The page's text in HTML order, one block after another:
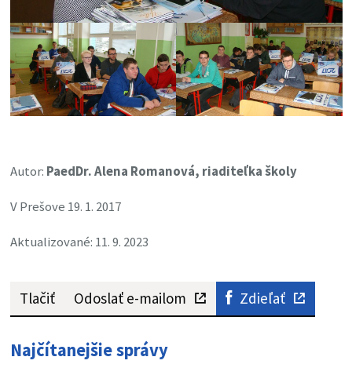
Autor: PaedDr. Alena Romanová, riaditeľka školy
V Prešove 19. 1. 2017
Aktualizované: 11. 9. 2023
Tlačiť Odoslať e-mailom Zdieľať
Najčítanejšie správy